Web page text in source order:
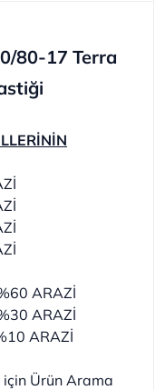
80-17 Terra
ARAZİ
ARAZİ
ARAZİ
Ürün Arama